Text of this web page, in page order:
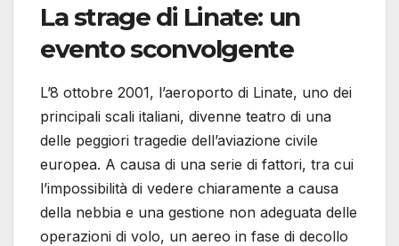
La strage di Linate: un
evento sconvolgente
L’8 ottobre 2001, l’aeroporto di Linate, uno dei
principali scali italiani, divenne teatro di una
delle peggiori tragedie dell’aviazione civile
europea. A causa di una serie di fattori, tra cui
l’impossibilità di vedere chiaramente a causa
della nebbia e una gestione non adeguata delle
operazioni di volo, un aereo in fase di decollo